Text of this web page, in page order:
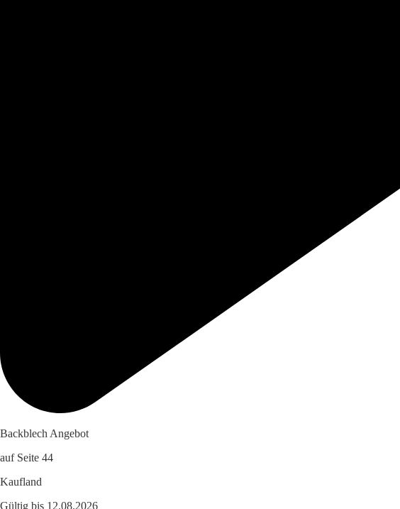
Backblech Angebot
auf Seite 44
Kaufland
Gültig bis 12.08.2026